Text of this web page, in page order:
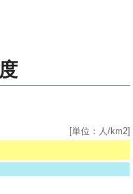
[単位：人/km2]